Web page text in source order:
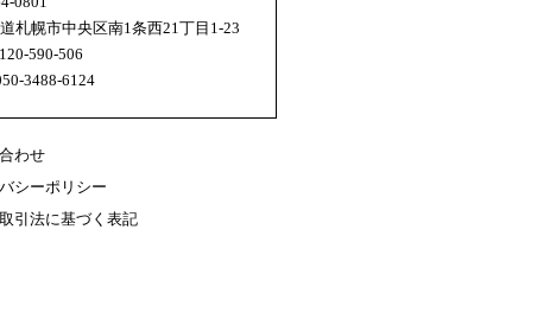
札幌市中央区南1条西21丁目1-23
590-506
3488-6124
わせ
シーポリシー
引法に基づく表記